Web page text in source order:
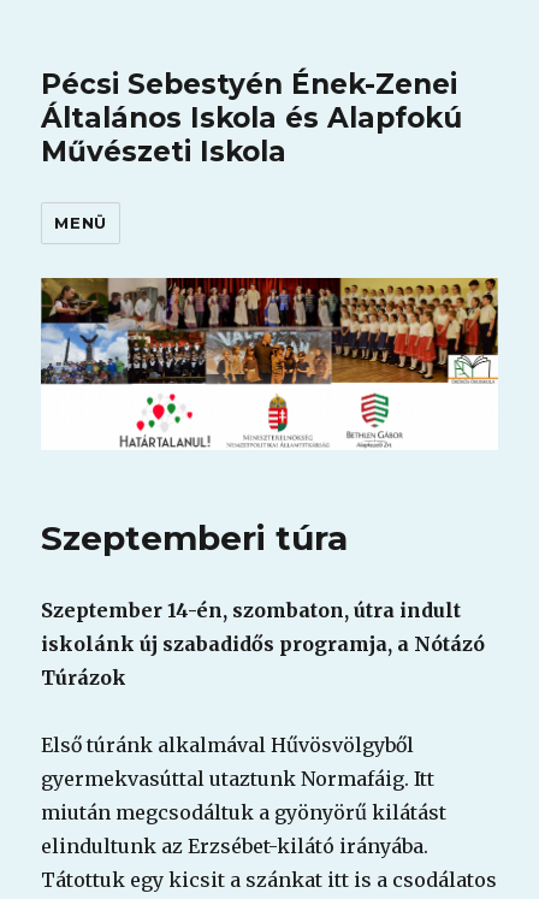
Pécsi Sebestyén Ének-Zenei
Általános Iskola és Alapfokú
Művészeti Iskola
MENÜ
Szeptemberi túra
Szeptember 14-én, szombaton, útra indult
iskolánk új szabadidős programja, a Nótázó
Túrázok
Első túránk alkalmával Hűvösvölgyből
gyermekvasúttal utaztunk Normafáig. Itt
miután megcsodáltuk a gyönyörű kilátást
elindultunk az Erzsébet-kilátó irányába.
Tátottuk egy kicsit a szánkat itt is a csodálatos